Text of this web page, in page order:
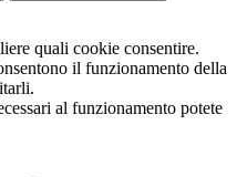
quali cookie consentire.
il funzionamento della
al funzionamento potete